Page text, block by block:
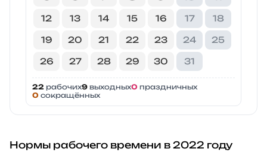
12 13 14 15 16 17 18
19 20 21 22 23 24 25
26 27 28 29 30 31
22 рабочих9 выходных0 праздничных
0 сокращённых
Нормы рабочего времени в 2022 году